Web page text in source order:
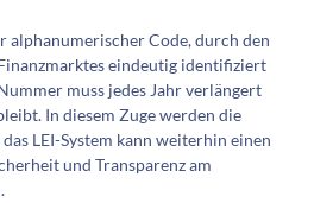
alphanumerischer Code, durch den
eindeutig identifiziert
muss jedes Jahr verlängert
In diesem Zuge werden die
LEI-System kann weiterhin einen
und Transparenz am